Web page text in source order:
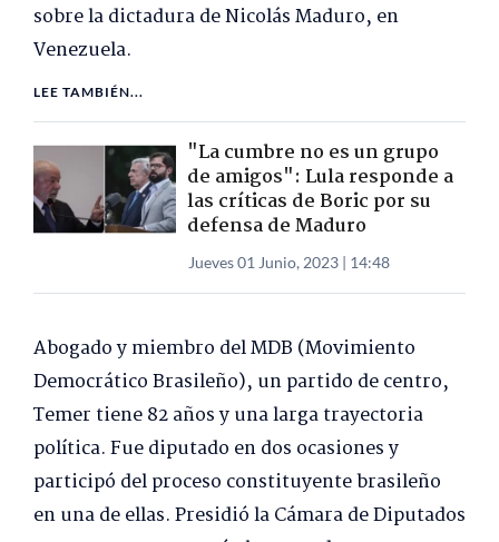
sobre la dictadura de Nicolás Maduro, en
Venezuela.
LEE TAMBIÉN...
"La cumbre no es un grupo
de amigos": Lula responde a
las críticas de Boric por su
defensa de Maduro
Jueves 01 Junio, 2023 | 14:48
Abogado y miembro del MDB (Movimiento
Democrático Brasileño), un partido de centro,
Temer tiene 82 años y una larga trayectoria
política. Fue diputado en dos ocasiones y
participó del proceso constituyente brasileño
en una de ellas. Presidió la Cámara de Diputados